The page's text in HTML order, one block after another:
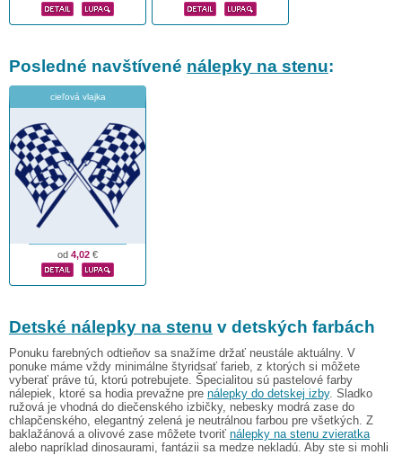
Posledné navštívené nálepky na stenu:
cieľová vlajka
od 4,02 €
Detské nálepky na stenu v detských farbách
Ponuku farebných odtieňov sa snažíme držať neustále aktuálny. V
ponuke máme vždy minimálne štyridsať farieb, z ktorých si môžete
vyberať práve tú, ktorú potrebujete. Špecialitou sú pastelové farby
nálepiek, ktoré sa hodia prevažne pre nálepky do detskej izby. Sladko
ružová je vhodná do diečenského izbičky, nebesky modrá zase do
chlapčenského, elegantný zelená je neutrálnou farbou pre všetkých. Z
baklažánová a olivové zase môžete tvoriť nálepky na stenu zvieratka
alebo napríklad dinosaurami, fantázii sa medze nekladú. Aby ste si mohli